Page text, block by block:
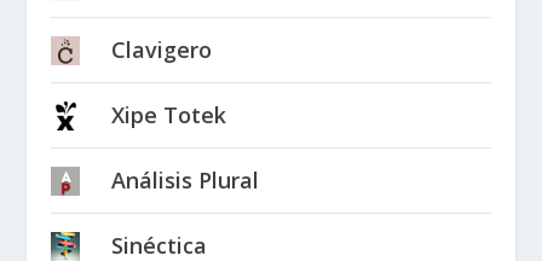
Clavigero
Xipe Totek
Análisis Plural
Sinéctica